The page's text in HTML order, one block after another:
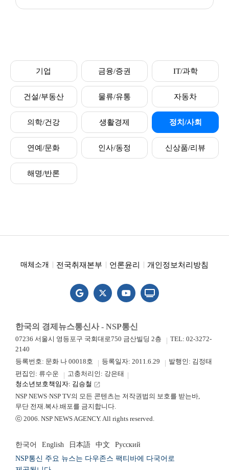
기업 금융/증권 IT/과학
건설/부동산 물류/유통 자동차
의학/건강 생활경제 정치/사회
연예/문화 인사/동정 신상품/리뷰
해명/반론
매체소개 전국취재본부 언론윤리 개인정보처리방침
한국의 경제뉴스통신사 - NSP통신
07236 서울시 영등포구 국회대로750 금산빌딩 2층
TEL: 02-3272-
2140
등록번호: 문화 나 00018호
등록일자: 2011.6.29
발행인: 김정태
편집인: 류수운
고충처리인: 강은태
청소년보호책임자: 김승철 launch
NSP NEWS·NSP TV의 모든 콘텐츠는 저작권법의 보호를 받는바,
무단 전재.복사.배포를 금지합니다.
ⓒ 2006. NSP NEWS AGENCY. All rights reserved.
한국어 English 日本語 中文
Русский
NSP통신 주요 뉴스는 다우존스 팩티바에 다국어로